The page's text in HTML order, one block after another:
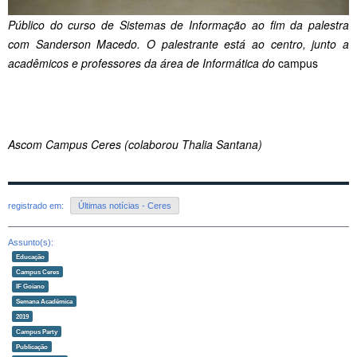
Público do curso de Sistemas de Informação ao fim da palestra
com Sanderson Macedo. O palestrante está ao centro, junto a
acadêmicos e professores da área de Informática do campus
Ascom Campus Ceres (colaborou Thalia Santana)
registrado em: Últimas notícias - Ceres
Assunto(s):
Educação
Campus Ceres
IF Goiano
Semana Acadêmica
2019
Campus Party
Publicação